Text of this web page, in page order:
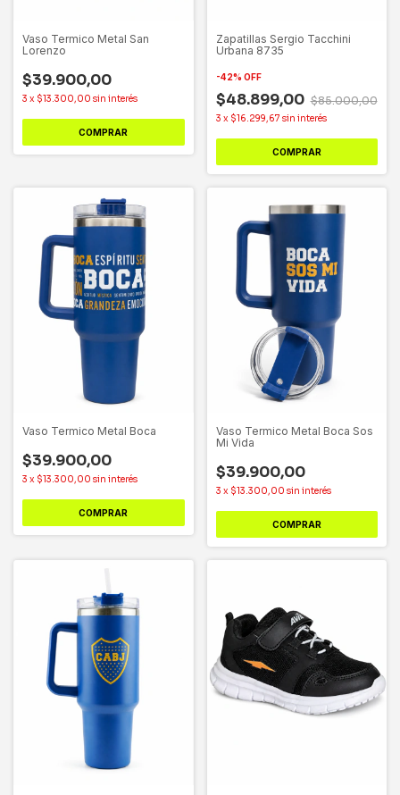
Vaso Termico Metal San
Lorenzo
$39.900,00
3 x $13.300,00 sin interés
Zapatillas Sergio Tacchini
Urbana 8735
-42% OFF
$48.899,00 $85.000,00
3 x $16.299,67 sin interés
COMPRAR
Vaso Termico Metal Boca
$39.900,00
3 x $13.300,00 sin interés
Vaso Termico Metal Boca Sos
Mi Vida
$39.900,00
3 x $13.300,00 sin interés